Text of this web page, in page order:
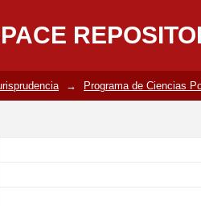
Logros,
→ Programa de Ciencias